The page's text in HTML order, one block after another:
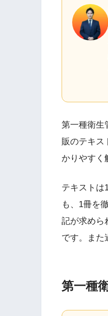
第一種衛生
販のテキス
かりやすく
テキストは
も、1冊を
記が求めら
です。また
第一種